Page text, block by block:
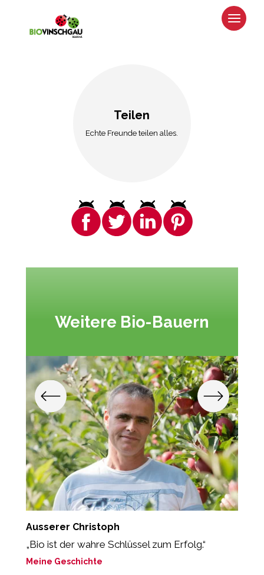
Teilen
Echte Freunde teilen alles.
Weitere Bio-Bauern
Ausserer Christoph
„Bio ist der wahre Schlüssel zum Erfolg.“
Meine Geschichte